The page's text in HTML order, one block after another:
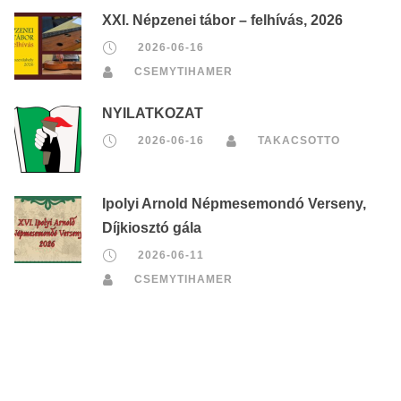
XXI. Népzenei tábor – felhívás, 2026
2026-06-16
CSEMYTIHAMER
NYILATKOZAT
2026-06-16 TAKACSOTTO
Ipolyi Arnold Népmesemondó Verseny,
Díjkiosztó gála
2026-06-11
CSEMYTIHAMER